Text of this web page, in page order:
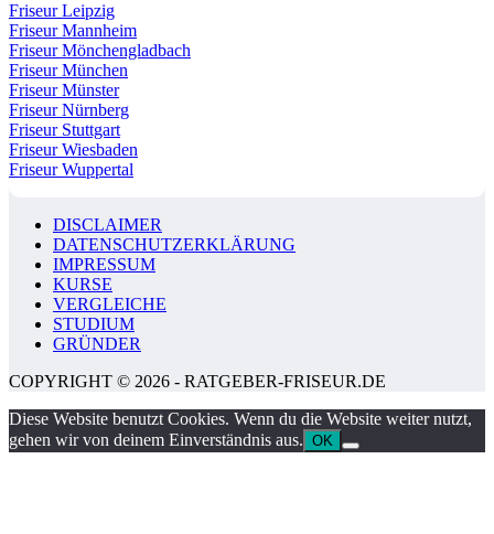
Friseur Leipzig
Friseur Mannheim
Friseur Mönchengladbach
Friseur München
Friseur Münster
Friseur Nürnberg
Friseur Stuttgart
Friseur Wiesbaden
Friseur Wuppertal
DISCLAIMER
DATENSCHUTZERKLÄRUNG
IMPRESSUM
KURSE
VERGLEICHE
STUDIUM
GRÜNDER
COPYRIGHT © 2026 - RATGEBER-FRISEUR.DE
Diese Website benutzt Cookies. Wenn du die Website weiter nutzt,
gehen wir von deinem Einverständnis aus. OK